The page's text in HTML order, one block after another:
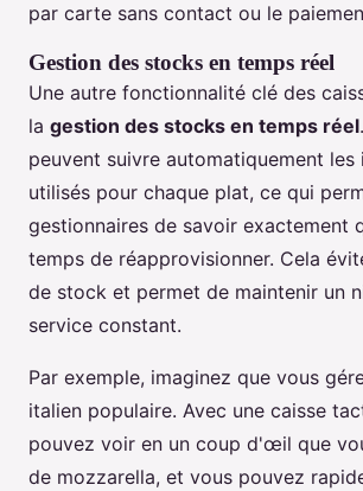
par carte sans contact ou le
Gestion des stocks en temps réel
Une autre fonctionnalité clé des
la gestion des stocks en temps réel
peuvent suivre automatiquement les
utilisés pour chaque plat, ce qui
gestionnaires de savoir exactement
temps de réapprovisionner. Cela
de stock et permet de maintenir un
service constant.
Par exemple, imaginez que vous
italien populaire. Avec une caisse
pouvez voir en un coup d'œil que
de mozzarella, et vous pouvez